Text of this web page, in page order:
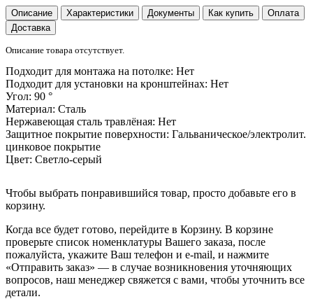
Описание Характеристики Документы Как купить
Оплата
Доставка
Описание товара отсутствует.
Подходит для монтажа на потолке: Нет
Подходит для установки на кронштейнах: Нет
Угол: 90 °
Материал: Сталь
Нержавеющая сталь травлёная: Нет
Защитное покрытие поверхности: Гальваническое/электролит.
цинковое покрытие
Цвет: Светло-серый
Чтобы выбрать понравившийся товар, просто добавьте его в
корзину.
Когда все будет готово, перейдите в Корзину. В корзине
проверьте список номенклатуры Вашего заказа, после
пожалуйста, укажите Ваш телефон и e-mail, и нажмите
«Отправить заказ» — в случае возникновения уточняющих
вопросов, наш менеджер свяжется с вами, чтобы уточнить все
детали.